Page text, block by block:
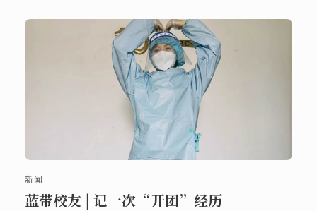
新闻
蓝带校友 | 记一次“开团”经历